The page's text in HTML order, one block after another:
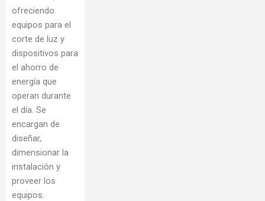
ofreciendo
equipos para el
corte de luz y
dispositivos para
el ahorro de
energía que
operan durante
el día. Se
encargan de
diseñar,
dimensionar la
instalación y
proveer los
equipos.